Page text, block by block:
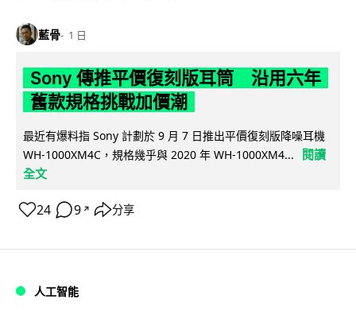
藍骨 1 日
Sony 傳推平價復刻版耳筒 沿用六年
舊款規格挑戰加價潮
最近有爆料指 Sony 計劃於 9 月 7 日推出平價復刻版降噪耳機
WH-1000XM4C，規格幾乎與 2020 年 WH-1000XM4...
閱讀
全文
24 9 ↗ 分享
人工智能